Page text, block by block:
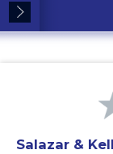
Salazar &